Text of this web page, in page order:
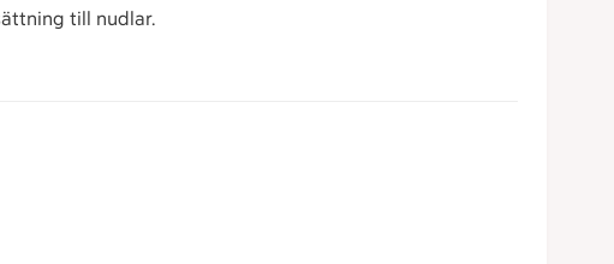
till nudlar.